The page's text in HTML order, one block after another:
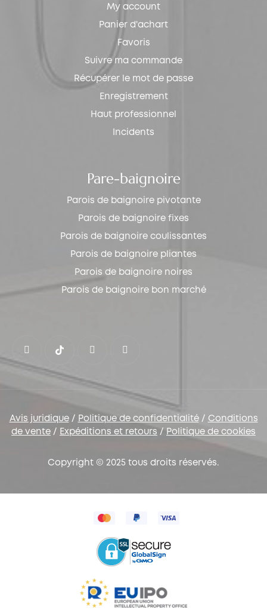
My account
Panier d'achart
Favoris
Suivre ma commande
Récupérer le mot de passe
Enregistrement
Haut professionnel
Incidents
Pare-baignoire
Parois de baignoire pivotante
Parois de baignoire fixes
Parois de baignoire coulissantes
Parois de baignoire pliantes
Parois de baignoire noires
Parois de baignoire bon marché
Avis juridique/ Politique de confidentialité/ Conditions
de vente / Expéditions et retours / Politique de cookies
Copyright © 2025 tous droits réservés.